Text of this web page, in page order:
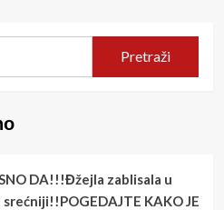
Pretraži
DA!!!Đžejla zablisala u
KAKO JE